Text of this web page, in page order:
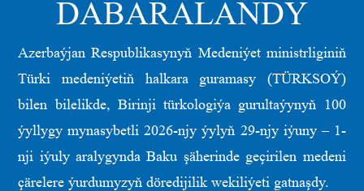
DABARALANDY
Azerbaýjan Respublikasynyň Medeniýet ministrliginiň
Türki medeniýetiň halkara guramasy (TÜRKSOÝ)
bilen bilelikde, Birinji türkologiýa gurultaýynyň 100
ýyllygy mynasybetli 2026-njy ýylyň 29-njy iýuny – 1-
nji iýuly aralygynda Baku şäherinde geçirilen medeni
çärelere ýurdumyzyň döredijilik wekiliýeti gatnaşdy.